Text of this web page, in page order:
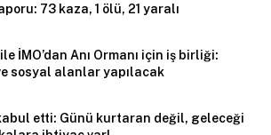
73 kaza, 1 ölü, 21 yaralı
İMO’dan Anı Ormanı için iş birliği:
sosyal alanlar yapılacak
kabul etti: Günü kurtaran değil, geleceği